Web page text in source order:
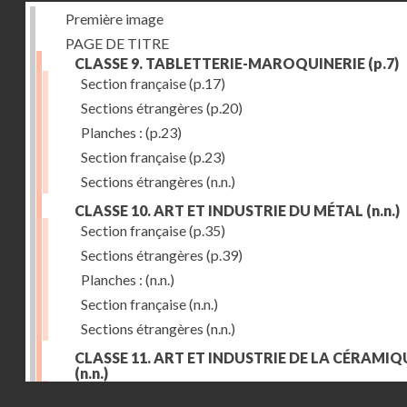
Première image
PAGE DE TITRE
CLASSE 9. TABLETTERIE-MAROQUINERIE (p.7)
Section française(p.17)
Sections étrangères (p.20)
Planches : (p.23)
Section française(p.23)
Sections étrangères (n.n.)
CLASSE 10. ART ET INDUSTRIE DU MÉTAL (n.n.)
Section française(p.35)
Sections étrangères (p.39)
Planches : (n.n.)
Section française(n.n.)
Sections étrangères (n.n.)
CLASSE 11. ART ET INDUSTRIE DE LA
(n.n.)